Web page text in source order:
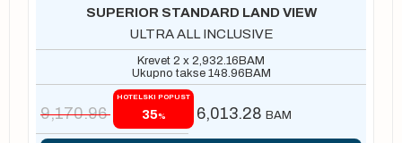
SUPERIOR STANDARD LAND VIEW
ULTRA ALL INCLUSIVE
Krevet 2 x 2,932.16 BAM
Ukupno takse 148.96 BAM
9,170.96
HOTELSKI POPUST
35% 6,013.28 BAM